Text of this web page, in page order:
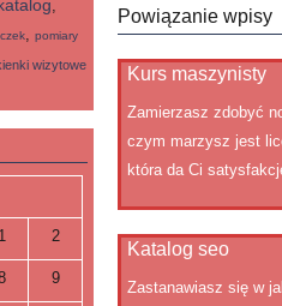
Powiązanie wpisy
Kurs maszynisty
Zamierzasz zdobyć
czym marzysz jest
która da Ci
Katalog seo
Zastanawiasz się w
,
, pomiary
wizytowe
1 2
9